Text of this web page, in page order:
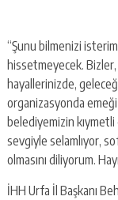
“Şunu bilmenizi
hissetmeyecek. Bizler,
hayallerinizde,
organizasyonda emeği
belediyemizin
sevgiyle selamlıyor,
olmasını diliyorum.
İHH Urfa İl Başkanı